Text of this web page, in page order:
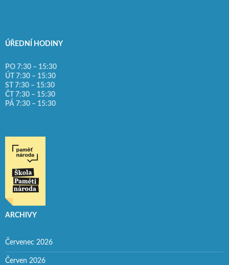
ÚŘEDNÍ HODINY
PO 7:30 – 15:30
ÚT 7:30 – 15:30
ST 7:30 – 15:30
ČT 7:30 – 15:30
PÁ 7:30 – 15:30
ARCHIVY
Červenec 2026
Červen 2026